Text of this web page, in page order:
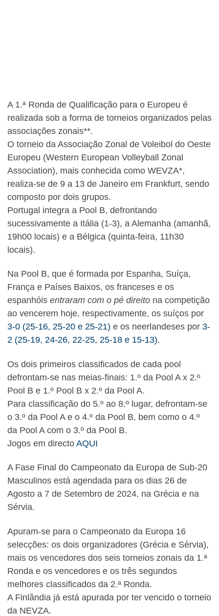
A 1.ª Ronda de Qualificação para o Europeu é
realizada sob a forma de torneios organizados pelas
associações zonais**.
O torneio da Associação Zonal de Voleibol do Oeste
Europeu (Western European Volleyball Zonal
Association), mais conhecida como WEVZA*,
realiza-se de 9 a 13 de Janeiro em Frankfurt, sendo
composto por dois grupos.
Portugal integra a Pool B, defrontando
sucessivamente a Itália (1-3), a Alemanha (amanhã,
19h00 locais) e a Bélgica (quinta-feira, 11h30
locais).
Na Pool B, que é formada por Espanha, Suíça,
França e Países Baixos, os franceses e os
espanhóis entraram com o pé direito na competição
ao vencerem hoje, respectivamente, os suíços por
3-0 (25-16, 25-20 e 25-21) e os neerlandeses por 3-
2 (25-19, 24-26, 22-25, 25-18 e 15-13).
Os dois primeiros classificados de cada pool
defrontam-se nas meias-finais: 1.º da Pool A x 2.º
Pool B e 1.º Pool B x 2.º da Pool A.
Para classificação do 5.º ao 8.º lugar, defrontam-se
o 3.º da Pool A e o 4.º da Pool B, bem como o 4.º
da Pool A com o 3.º da Pool B.
Jogos em directo AQUI
A Fase Final do Campeonato da Europa de Sub-20
Masculinos está agendada para os dias 26 de
Agosto a 7 de Setembro de 2024, na Grécia e na
Sérvia.
Apuram-se para o Campeonato da Europa 16
selecções: os dois organizadores (Grécia e Sérvia),
mais os vencedores dos seis torneios zonais da 1.ª
Ronda e os vencedores e os três segundos
melhores classificados da 2.ª Ronda.
A Finlândia já está apurada por ter vencido o torneio
da NEVZA.